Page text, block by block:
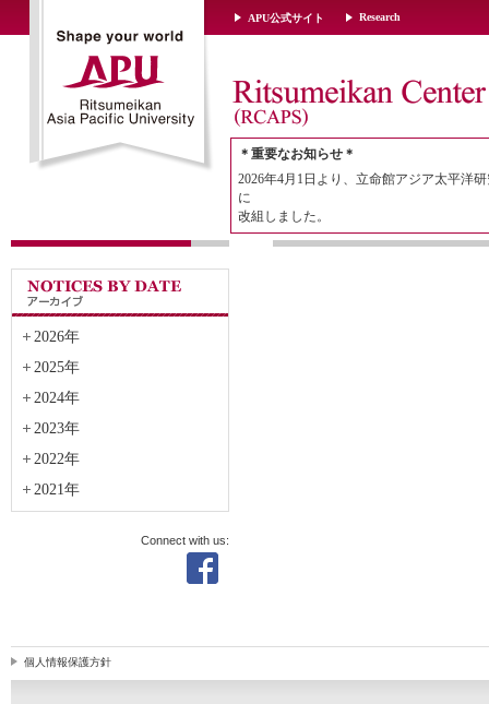
APU公式サイト Research
＊重要なお知らせ＊
2026年4月1日より、立命館アジア太平洋
に
改組しました。
2026年
2025年
2024年
2023年
2022年
2021年
Connect with us:
個人情報保護方針